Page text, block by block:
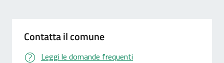
Contatta il comune
Leggi le domande frequenti